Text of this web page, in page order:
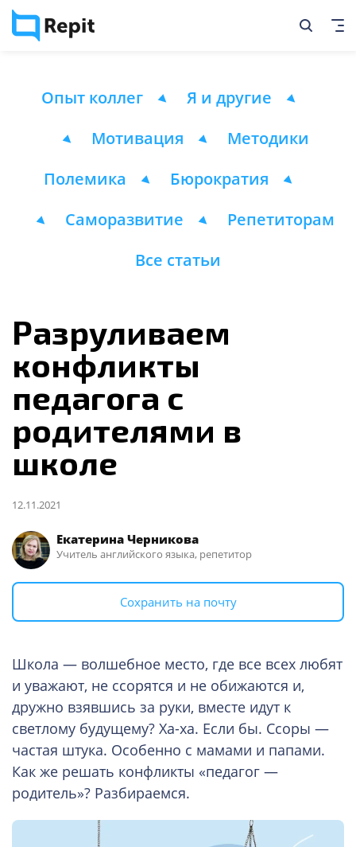
Опыт коллег
Я и другие
Мотивация
Методики
Полемика
Бюрократия
Саморазвитие
Репетиторам
Все статьи
Разруливаем
конфликты
педагога с
родителями в
школе
12.11.2021
Екатерина Черникова
Учитель английского языка, репетитор
Сохранить на почту
Школа — волшебное место, где все всех любят
и уважают, не ссорятся и не обижаются и,
дружно взявшись за руки, вместе идут к
светлому будущему? Ха-ха. Если бы. Ссоры —
частая штука. Особенно с мамами и папами.
Как же решать конфликты «педагог —
родитель»? Разбираемся.